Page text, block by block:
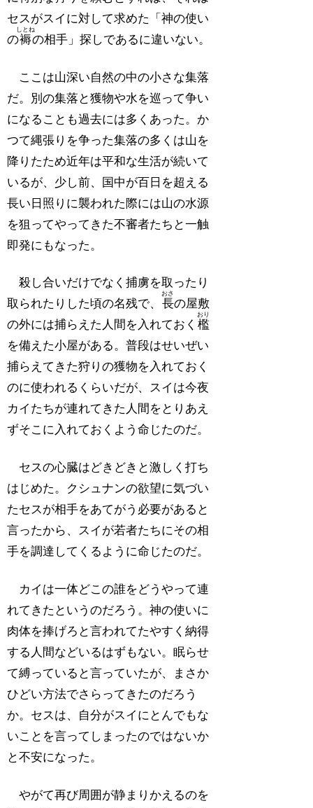
セスがスイに対して求めた「神の使い
の褥
しとね
の相手」探しであるに違いない。
ここは山深い自然の中の小さな集落
だ。別の集落と獲物や水を巡って争い
になることも過去には多くあった。か
つて縄張りを争った集落の多くは山を
降りたため近年は平和な生活が続いて
いるが、少し前、国中が百日を超える
長い日照りに襲われた際には山の水源
を狙ってやってきた不審者たちと一触
即発にもなった。
殺し合いだけでなく捕虜を取ったり
取られたりした頃の名残で、 長
おさ
の屋敷
の外には捕らえた人間を入れておく 檻
おり
を備えた小屋がある。普段はせいぜい
捕らえてきた狩りの獲物を入れておく
のに使われるくらいだが、スイは今夜
カイたちが連れてきた人間をとりあえ
ずそこに入れておくよう命じたのだ。
セスの心臓はどきどきと激しく打ち
はじめた。クシュナンの欲望に気づい
たセスが相手をあてがう必要があると
言ったから、スイが若者たちにその相
手を調達してくるように命じたのだ。
カイは一体どこの誰をどうやって連
れてきたというのだろう。神の使いに
肉体を捧げろと言われてたやすく納得
する人間などいるはずもない。眠らせ
て縛っていると言っていたが、まさか
ひどい方法でさらってきたのだろう
か。セスは、自分がスイにとんでもな
いことを言ってしまったのではないか
と不安になった。
やがて再び周囲が静まりかえるのを